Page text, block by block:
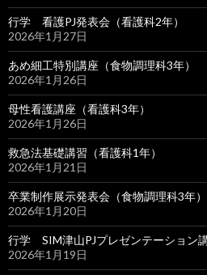
行学 看護PJ発表会（看護科2年）
2026年1月27日
あめ細工特別講座（食物調理科3年）
2026年1月26日
母性看護講座（看護科3年）
2026年1月26日
救急法基礎講習（看護科1年）
2026年1月21日
卒業制作展示発表会（食物調理科3年）
2026年1月20日
行学 SIM津山PJプレゼンテーション講
2026年1月19日